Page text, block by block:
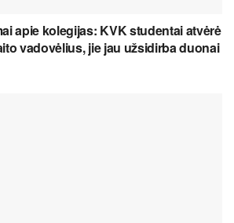
apie kolegijas: KVK studentai atvėrė
vadovėlius, jie jau užsidirba duonai